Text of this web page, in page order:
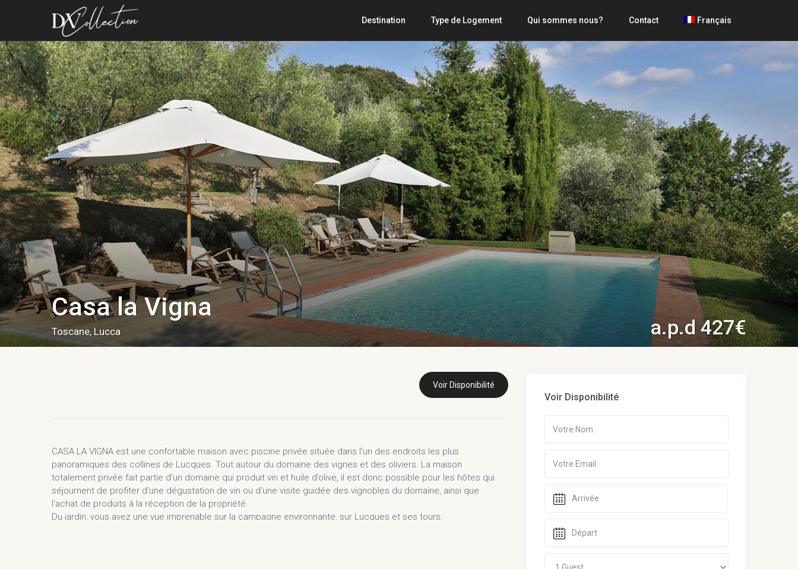
Destination Type de Logement Qui sommes nous? Contact Français
Casa la Vigna
Toscane, Lucca a.p.d 427€
Voir Disponibilité
CASA LA VIGNA est une confortable maison avec piscine privée située dans l’un des endroits les plus
panoramiques des collines de Lucques. Tout autour du domaine des vignes et des oliviers. La maison
totalement privée fait partie d’un domaine qui produit vin et huile d’olive, il est donc possible pour les hôtes qui
séjournent de profiter d’une dégustation de vin ou d’une visite guidée des vignobles du domaine, ainsi que
l’achat de produits à la réception de la propriété.
Du jardin, vous avez une vue imprenable sur la campagne environnante, sur Lucques et ses tours.
Voir Disponibilité